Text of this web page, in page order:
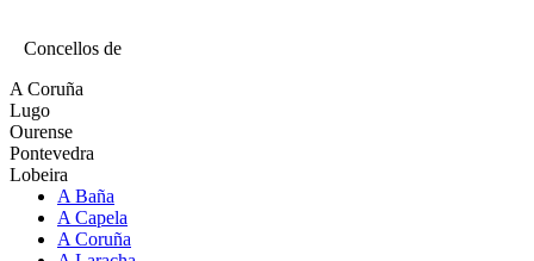
Concellos de
A Coruña
Lugo
Ourense
Pontevedra
Lobeira
A Baña
A Capela
A Coruña